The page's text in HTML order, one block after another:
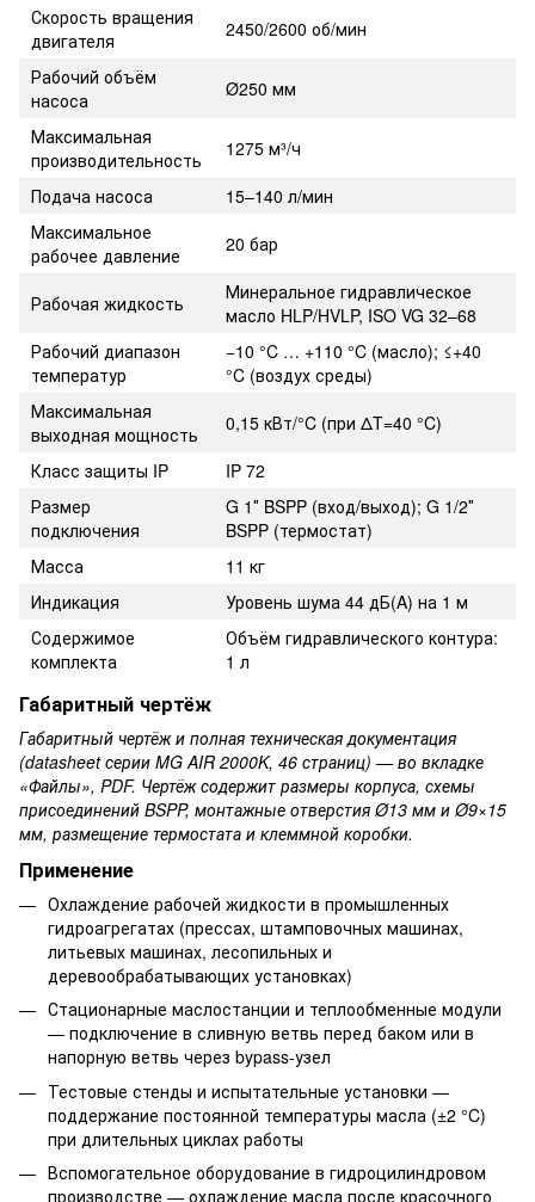
Скорость вращения
двигателя
2450/2600 об/мин
Рабочий объём
насоса
Ø250 мм
Максимальная
производительность
1275 м³/ч
Подача насоса
15–140 л/мин
Максимальное
рабочее давление
20 бар
Рабочая жидкость
Минеральное гидравлическое
масло HLP/HVLP, ISO VG 32–68
Рабочий диапазон
температур
−10 °C … +110 °C (масло); ≤+40
°C (воздух среды)
Максимальная
выходная мощность
0,15 кВт/°C (при ΔT=40 °C)
Класс защиты IP
IP 72
Размер
подключения
G 1″ BSPP (вход/выход); G 1/2″
BSPP (термостат)
Масса
11 кг
Индикация
Уровень шума 44 дБ(A) на 1 м
Содержимое
комплекта
Объём гидравлического контура:
1 л
Габаритный чертёж
Габаритный чертёж и полная техническая документация
(datasheet серии MG AIR 2000K, 46 страниц) — во вкладке
«Файлы», PDF. Чертёж содержит размеры корпуса, схемы
присоединений BSPP, монтажные отверстия Ø13 мм и Ø9×15
мм, размещение термостата и клеммной коробки.
Применение
Охлаждение рабочей жидкости в промышленных
гидроагрегатах (прессах, штамповочных машинах,
литьевых машинах, лесопильных и
деревообрабатывающих установках)
Стационарные маслостанции и теплообменные модули
— подключение в сливную ветвь перед баком или в
напорную ветвь через bypass-узел
Тестовые стенды и испытательные установки —
поддержание постоянной температуры масла (±2 °C)
при длительных циклах работы
Вспомогательное оборудование в гидроцилиндровом
производстве — охлаждение масла после красочного